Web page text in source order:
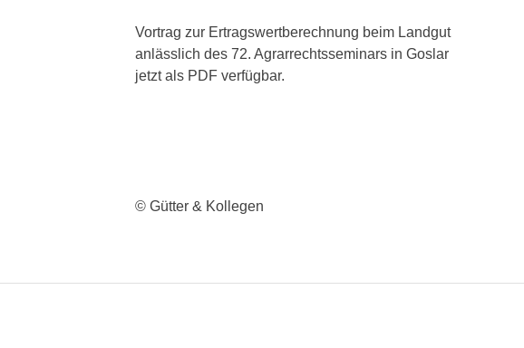
Vortrag zur Ertragswertberechnung beim Landgut
anlässlich des 72. Agrarrechtsseminars in Goslar
jetzt als PDF verfügbar.
© Gütter & Kollegen